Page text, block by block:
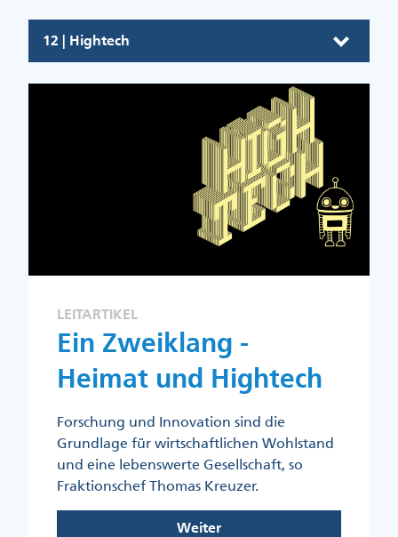
12 | Hightech
LEITARTIKEL
Ein Zweiklang -
Heimat und Hightech
Forschung und Innovation sind die
Grundlage für wirtschaftlichen Wohlstand
und eine lebenswerte Gesellschaft, so
Fraktionschef Thomas Kreuzer.
Weiter